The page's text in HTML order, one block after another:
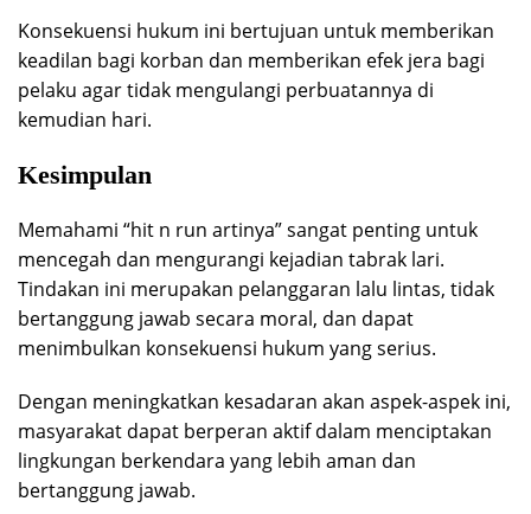
Konsekuensi hukum ini bertujuan untuk memberikan
keadilan bagi korban dan memberikan efek jera bagi
pelaku agar tidak mengulangi perbuatannya di
kemudian hari.
Kesimpulan
Memahami “hit n run artinya” sangat penting untuk
mencegah dan mengurangi kejadian tabrak lari.
Tindakan ini merupakan pelanggaran lalu lintas, tidak
bertanggung jawab secara moral, dan dapat
menimbulkan konsekuensi hukum yang serius.
Dengan meningkatkan kesadaran akan aspek-aspek ini,
masyarakat dapat berperan aktif dalam menciptakan
lingkungan berkendara yang lebih aman dan
bertanggung jawab.